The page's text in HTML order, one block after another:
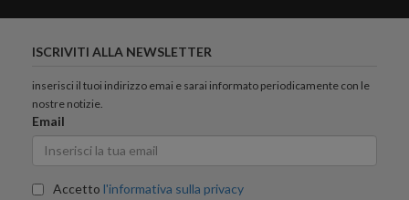
ISCRIVITI ALLA NEWSLETTER
inserisci il tuoi indirizzo emai e sarai informato periodicamente con le
nostre notizie.
Email
Accetto l'informativa sulla privacy